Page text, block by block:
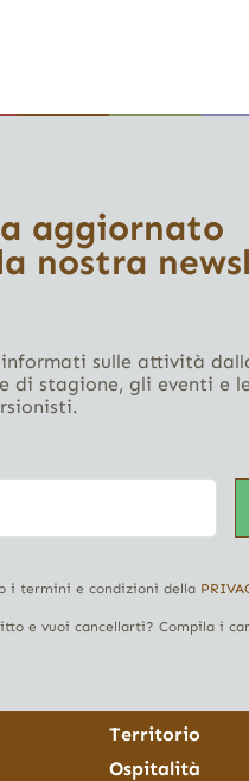
aggiornato
nostra
informati sulle attività
di stagione, gli eventi e
i termini e condizioni della
e vuoi cancellarti? Compila i
Territorio
Ospitalità